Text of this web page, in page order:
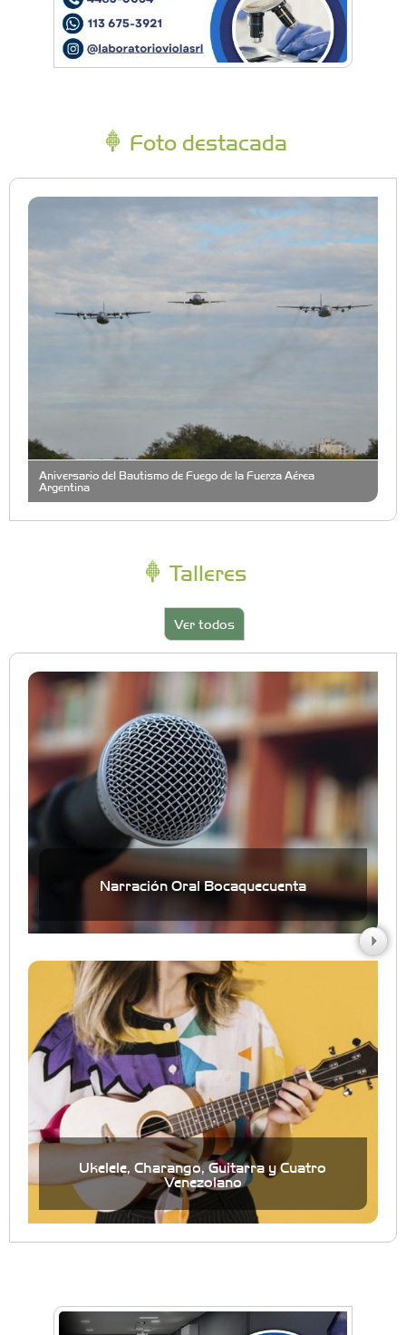
Foto destacada
Aniversario del Bautismo de Fuego de la Fuerza Aérea
Argentina
Talleres
Ver todos
Narración Oral Bocaquecuenta
Ukelele, Charango, Guitarra y Cuatro
Venezolano